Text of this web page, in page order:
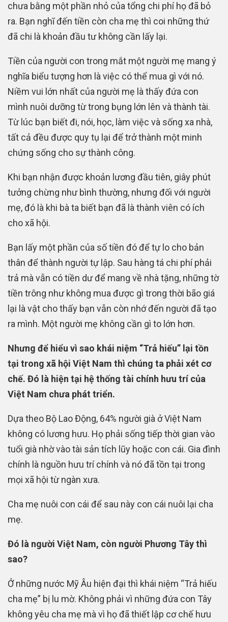
chưa bằng một phần nhỏ của tổng chi phí họ đã bỏ
ra. Bạn nghĩ đến tiền còn cha mẹ thì coi những thứ
đã chi là khoản đầu tư không cần lấy lại.
Tiền của người con trong mắt một người mẹ mang ý
nghĩa biểu tượng hơn là việc có thể mua gì với nó.
Niềm vui lớn nhất của người mẹ là thấy đứa con
mình nuôi dưỡng từ trong bụng lớn lên và thành tài.
Từ lúc bạn biết đi, nói, học, làm việc và sống xa nhà,
tất cả đều được quy tụ lại để trở thành một minh
chứng sống cho sự thành công.
Khi bạn nhận được khoản lương đầu tiên, giây phút
tưởng chừng như bình thường, nhưng đối với người
mẹ, đó là khi bà ta biết bạn đã là thành viên có ích
cho xã hội.
Bạn lấy một phần của số tiền đó để tự lo cho bản
thân để thành người tự lập. Sau hàng tá chi phí phải
trả mà vẫn có tiền dư để mang về nhà tặng, những tờ
tiền trông như không mua được gì trong thời bão giá
lại là vật cho thấy bạn vẫn còn nhớ đến người đã tạo
ra mình. Một người mẹ không cần gì to lớn hơn.
Nhưng để hiểu vì sao khái niệm “Trả hiếu” lại tồn
tại trong xã hội Việt Nam thì chúng ta phải xét cơ
chế. Đó là hiện tại hệ thống tài chính hưu trí của
Việt Nam chưa phát triển.
Dựa theo Bộ Lao Động, 64% người già ở Việt Nam
không có lương hưu. Họ phải sống tiếp thời gian vào
tuổi già nhờ vào tài sản tích lũy hoặc con cái. Gia đình
chính là nguồn hưu trí chính và nó đã tồn tại trong
mọi xã hội từ ngàn xưa.
Cha mẹ nuôi con cái để sau này con cái nuôi lại cha
mẹ.
Đó là người Việt Nam, còn người Phương Tây thì
sao?
Ở những nước Mỹ Âu hiện đại thì khái niệm “Trả hiếu
cha mẹ” bị lu mờ. Không phải vì những đứa con Tây
không yêu cha mẹ mà vì họ đã thiết lập cơ chế hưu